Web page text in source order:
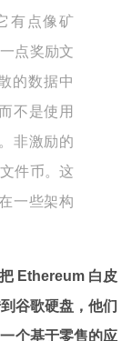
有点像矿
点奖励文
的数据中
不是使用
非激励的
件币。这
一些架构
Ethereum 白皮
谷歌硬盘，他们
个基于零售的应